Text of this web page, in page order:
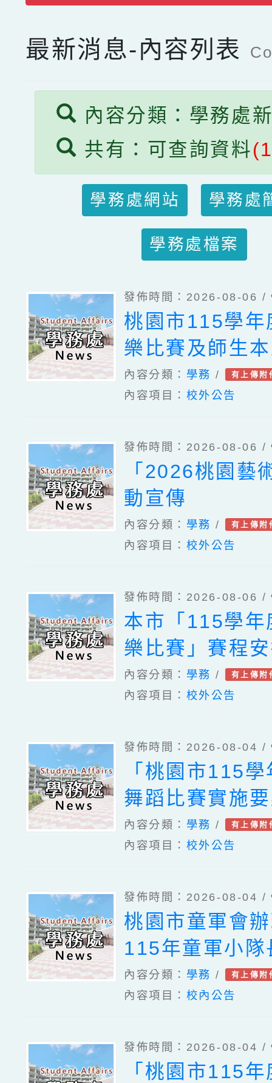
最新消息-內容列表
內容分類：學務處
共有：可查詢資料
學務處網站 學務處
學務處檔案
發佈時間：2026-08-06 /
桃園市115學年
樂比賽及師生
住民語歌謠比
各1份
內容分類： 學務 / 有上傳附
內容項目： 校外公告
發佈時間：2026-08-06 /
「2026桃園藝
動宣傳
內容分類： 學務 / 有上傳附
內容項目： 校外公告
發佈時間：2026-08-06 /
本市「115學年
樂比賽」賽程
內容分類： 學務 / 有上傳附
內容項目： 校外公告
發佈時間：2026-08-04 /
「桃園市115
舞蹈比賽實施
內容分類： 學務 / 有上傳附
內容項目： 校外公告
發佈時間：2026-08-04 /
桃園市童軍會
115年童軍小隊
活動一案
內容分類： 學務 / 有上傳附
內容項目： 校內公告
發佈時間：2026-08-04 /
「桃園市115